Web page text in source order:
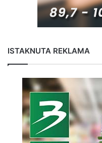
ISTAKNUTA REKLAMA